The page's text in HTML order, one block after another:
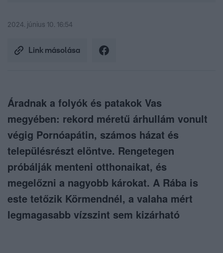
2024. június 10. 16:54
Link másolása
Áradnak a folyók és patakok Vas
megyében: rekord méretű árhullám vonult
végig Pornóapátin, számos házat és
településrészt elöntve. Rengetegen
próbálják menteni otthonaikat, és
megelőzni a nagyobb károkat. A Rába is
este tetőzik Körmendnél, a valaha mért
legmagasabb vízszint sem kizárható